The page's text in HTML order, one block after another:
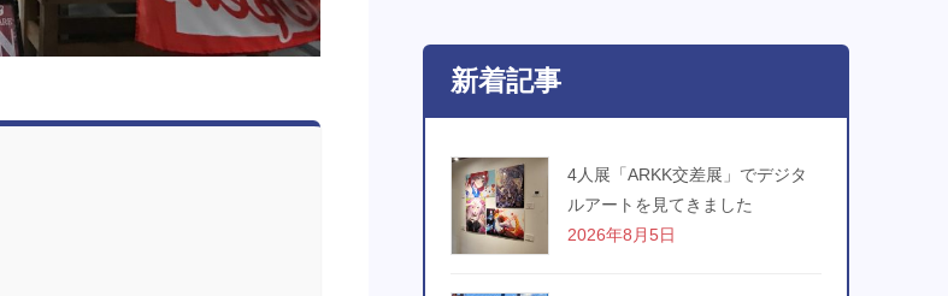
新着記事
4人展「ARKK交差展」でデジタ
ルアートを見てきました
2026年8月5日